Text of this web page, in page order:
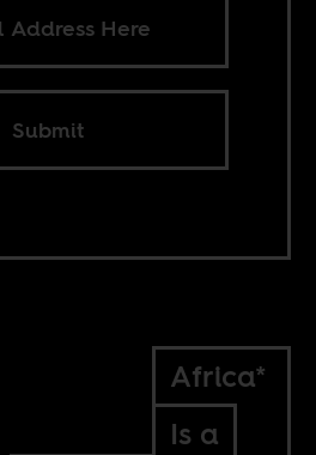
Submit
Africa*
Is a